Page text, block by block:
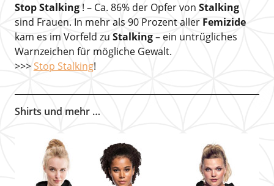
Stop Stalking! – Ca. 86% der Opfer von Stalking
sind Frauen. In mehr als 90 Prozent aller Femizide
kam es im Vorfeld zu Stalking– ein untrügliches
Warnzeichen für mögliche Gewalt.
>>> Stop Stalking!
Shirts und mehr …